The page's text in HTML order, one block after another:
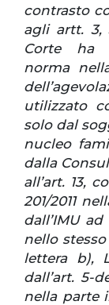
contrasto
agli artt. 3,
Corte ha
norma
utilizzato
solo dal
nucleo
dalla
all’art. 13,
201/2011
dall’IMU
nello stesso
lettera b),
dall’art. 5-
nella parte